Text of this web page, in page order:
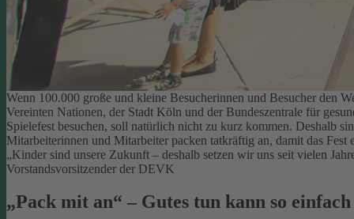
Wenn 100.000 große und kleine Besucherinnen und Besucher den
Vereinten Nationen, der Stadt Köln und der Bundeszentrale für
Spielefest besuchen, soll natürlich nicht zu kurz kommen. Deshalb
Mitarbeiterinnen und Mitarbeiter packen tatkräftig an, damit das
„Kinder sind unsere Zukunft – deshalb setzen wir uns seit vielen
Vorstandsvorsitzender der DEVK
„Pack mit an“ – Gutes tun kann so einfach